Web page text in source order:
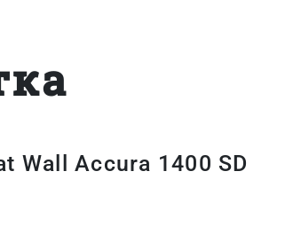
Wall Accura 1400 SD